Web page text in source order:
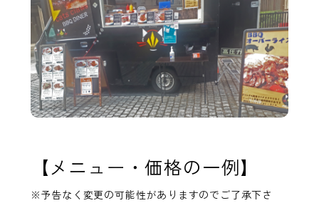
【メニュー・価格の一例】
※予告なく変更の可能性がありますのでご了承下さ